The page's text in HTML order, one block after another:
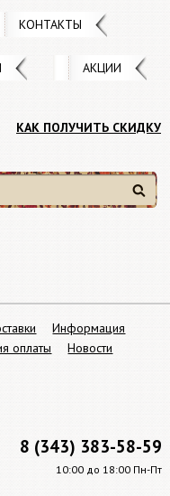
КОНТАКТЫ
АКЦИИ
КАК ПОЛУЧИТЬ СКИДКУ
Найти
8 (343) 383-58-59
10:00 до 18:00 Пн-Пт
Информация
оплаты Новости